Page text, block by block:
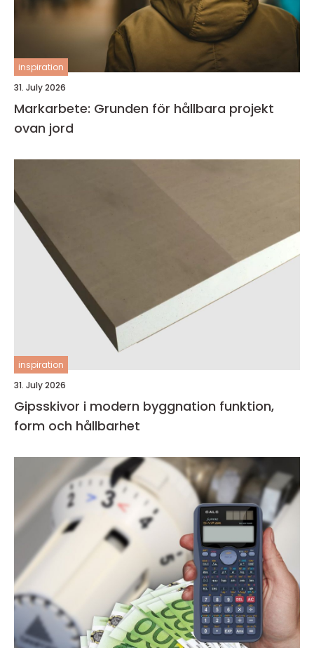
inspiration
31. July 2026
Markarbete: Grunden för hållbara projekt
ovan jord
inspiration
31. July 2026
Gipsskivor i modern byggnation funktion,
form och hållbarhet